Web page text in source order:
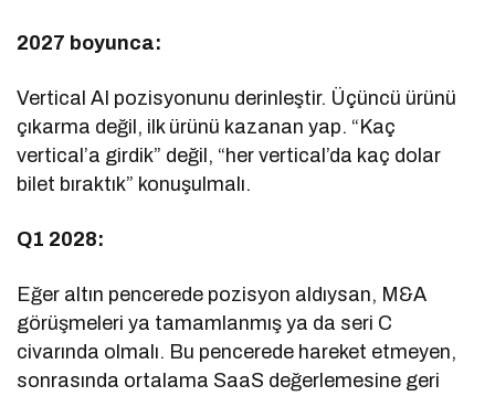
2027 boyunca:
Vertical AI pozisyonunu derinleştir. Üçüncü ürünü
çıkarma değil, ilk ürünü kazanan yap. “Kaç
vertical’a girdik” değil, “her vertical’da kaç dolar
bilet bıraktık” konuşulmalı.
Q1 2028:
Eğer altın pencerede pozisyon aldıysan, M&A
görüşmeleri ya tamamlanmış ya da seri C
civarında olmalı. Bu pencerede hareket etmeyen,
sonrasında ortalama SaaS değerlemesine geri